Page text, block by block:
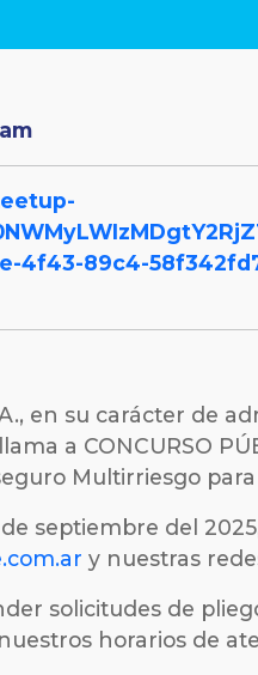
4f43-89c4-
en su carácter de
a CONCURSO
Multirriesgo
septiembre del
y nuestras
solicitudes de
horarios de